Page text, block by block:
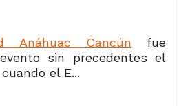
Anáhuac Cancún fue
sin precedentes el
el E...